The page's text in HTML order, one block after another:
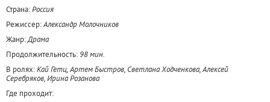
Страна:Россия
Режиссер:Александр Молочников
Жанр:Драма
Продолжительность: 98 мин.
В ролях:Кай Гетц, Артем Быстров, Светлана Ходченкова, Алексей
Серебряков, Ирина Розанова
Где проходит: